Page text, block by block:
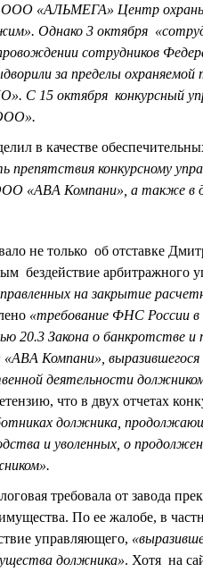
«АЛЬМЕГА» Центр
Однако 3 октября
сотрудников
за пределы
С 15 октября конкурсный
в качестве
препятствия конкурсному
«ABA Компани», а также в
не только об отставке
бездействие арбитражного
на закрытие
«требование ФНС России в
20.3 Закона о банкротстве и
Компани»,
деятельности
что в двух отчетах
должника,
и уволенных, о
требовала от завода
По ее жалобе, в
управляющего,
должника». Хотя на